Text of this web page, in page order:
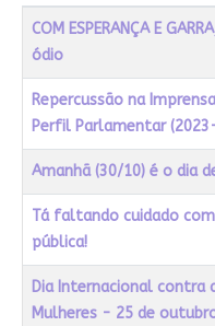
Título Acessos
COM ESPERANÇA E
ódio
Repercussão na
Perfil Parlamentar
Amanhã (30/10) é o dia
Tá faltando cuidado
pública!
Dia Internacional contra
Mulheres - 25 de